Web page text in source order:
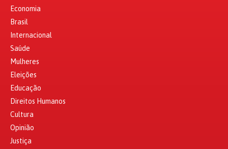
Economia
Brasil
Internacional
Saúde
Mulheres
Eleições
Educação
Direitos Humanos
Cultura
Opinião
Justiça